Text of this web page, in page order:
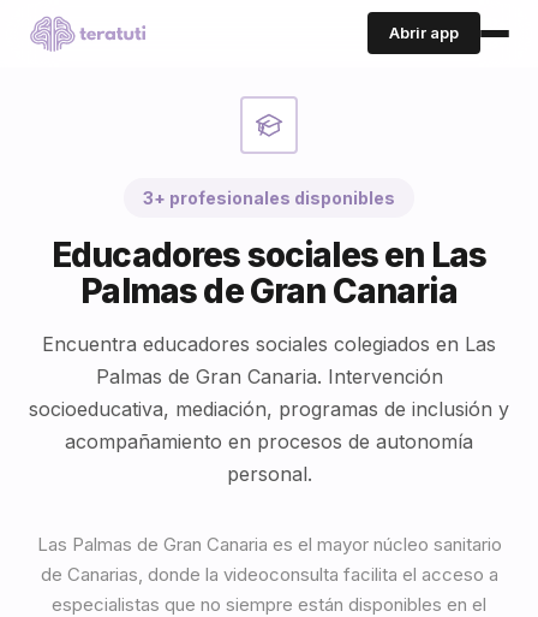
Abrir app
3+ profesionales disponibles
Educadores sociales en Las
Palmas de Gran Canaria
Encuentra educadores sociales colegiados en Las
Palmas de Gran Canaria. Intervención
socioeducativa, mediación, programas de inclusión y
acompañamiento en procesos de autonomía
personal.
Las Palmas de Gran Canaria es el mayor núcleo sanitario
de Canarias, donde la videoconsulta facilita el acceso a
especialistas que no siempre están disponibles en el